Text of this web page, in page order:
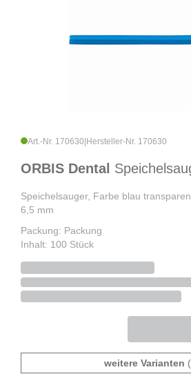
Art.-Nr. 170630 Hersteller-Nr. 170630
ORBIS Dental
Speichelsauger, Farbe blau
6,5 mm
Packung: Packung
Inhalt: 100 Stück
weitere Varianten